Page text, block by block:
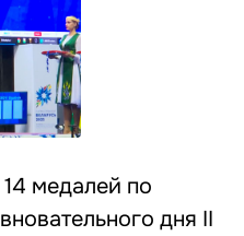
медалей по
дня II